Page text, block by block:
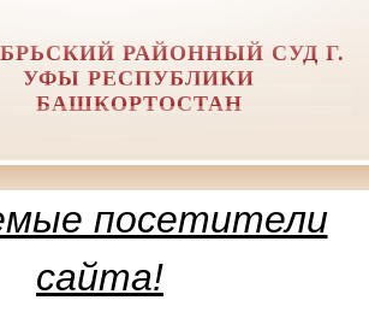
РАЙОННЫЙ СУД Г.
УФЫ РЕСПУБЛИКИ
БАШКОРТОСТАН
посетители
сайта!